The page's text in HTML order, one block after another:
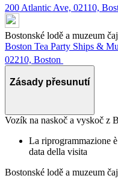
200 Atlantic Ave, 02110,
Bostonské lodě a muzeum
Boston Tea Party Ships &
02210, Boston
Zásady přesunutí
Vozík na naskoč a vyskoč z
La riprogrammazione
data della visita
Bostonské lodě a muzeum